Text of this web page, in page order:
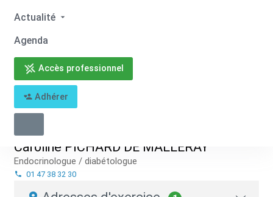
Actualité
Agenda
Accès professionnel
Adhérer
Retour
Caroline PICHARD DE MALLERAY
Endocrinologue / diabétologue
01 47 38 32 30